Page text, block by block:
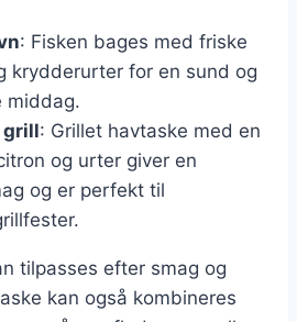
: Fisken bages med friske
krydderurter for en sund og
middag.
grill: Grillet havtaske med en
og urter giver en
og er perfekt til
tilpasses efter smag og
kan også kombineres